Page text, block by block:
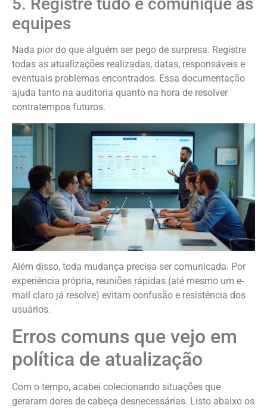
5. Registre tudo e comunique as
equipes
Nada pior do que alguém ser pego de surpresa. Registre
todas as atualizações realizadas, datas, responsáveis e
eventuais problemas encontrados. Essa documentação
ajuda tanto na auditoria quanto na hora de resolver
contratempos futuros.
Além disso, toda mudança precisa ser comunicada. Por
experiência própria, reuniões rápidas (até mesmo um e-
mail claro já resolve) evitam confusão e resistência dos
usuários.
Erros comuns que vejo em
política de atualização
Com o tempo, acabei colecionando situações que
geraram dores de cabeça desnecessárias. Listo abaixo os